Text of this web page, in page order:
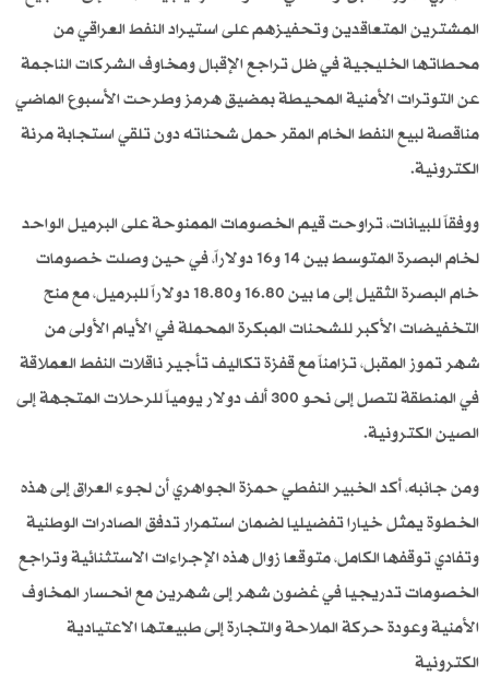
المشترين المتعاقدين وتحفيزهم على استيراد النفط العراقي من
محطاتها الخليجية في ظل تراجع الإقبال ومخاوف الشركات الناجمة
عن التوترات الأمنية المحيطة بمضيق هرمز وطرحت الأسبوع الماضي
مناقصة لبيع النفط الخام المقر حمل شحناته دون تلقي استجابة مرنة
الكترونية.
ووفقاً للبيانات، تراوحت قيم الخصومات الممنوحة على البرميل الواحد
لخام البصرة المتوسط بين 14 و16 دولاراً، في حين وصلت خصومات
خام البصرة الثقيل إلى ما بين 16.80 و18.80 دولاراً للبرميل، مع منح
التخفيضات الأكبر للشحنات المبكرة المحملة في الأيام الأولى من
شهر تموز المقبل، تزامناً مع قفزة تكاليف تأجير ناقلات النفط العملاقة
في المنطقة لتصل إلى نحو 300 ألف دولار يومياً للرحلات المتجهة إلى
الصين الكترونية.
ومن جانبه، أكد الخبير النفطي حمزة الجواهري أن لجوء العراق إلى هذه
الخطوة يمثل خيارا تفضيليا لضمان استمرار تدفق الصادرات الوطنية
وتفادي توقفها الكامل، متوقعا زوال هذه الإجراءات الاستثنائية وتراجع
الخصومات تدريجيا في غضون شهر إلى شهرين مع انحسار المخاوف
الأمنية وعودة حركة الملاحة والتجارة إلى طبيعتها الاعتيادية
الكترونية